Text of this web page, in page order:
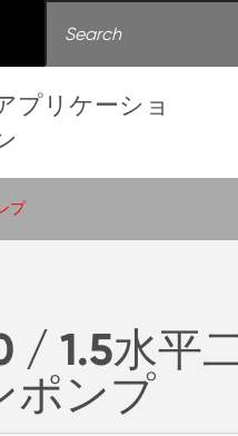
プリケーショ
/ 1.5水平
ポンプ
プ